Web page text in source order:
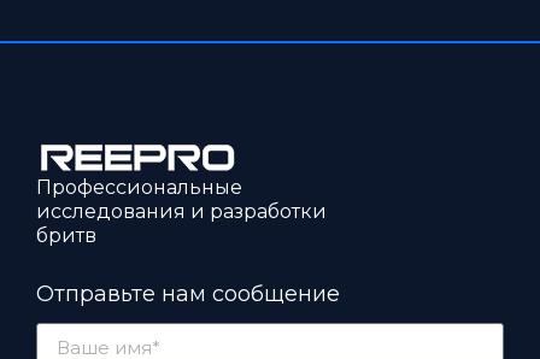
Профессиональные
исследования и разработки
бритв
Отправьте нам сообщение